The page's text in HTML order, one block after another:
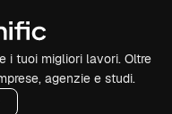
i tuoi migliori lavori. Oltre
agenzie e studi.